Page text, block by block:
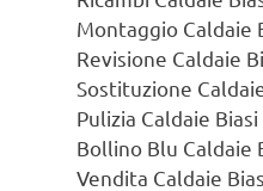
Montaggio Caldaie
Revisione Caldaie
Sostituzione
Pulizia Caldaie Biasi
Bollino Blu Caldaie
Vendita Caldaie